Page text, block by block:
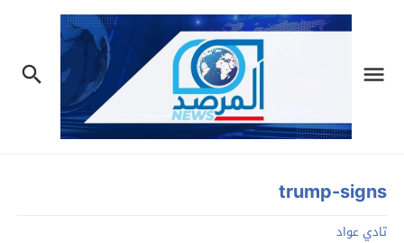
trump-signs
تادي عواد